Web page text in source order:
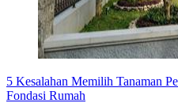
5 Kesalahan Memilih Tanaman
Fondasi Rumah